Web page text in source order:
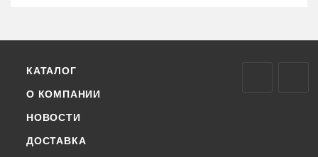
КАТАЛОГ
О КОМПАНИИ
НОВОСТИ
ДОСТАВКА